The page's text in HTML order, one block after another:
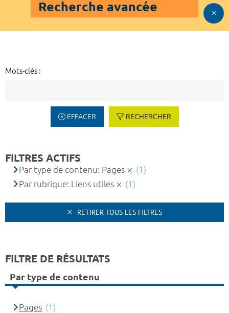
Recherche avancée
Mots-clés :
EFFACER RECHERCHER
FILTRES ACTIFS
Par type de contenu: Pages
(1)
Par rubrique: Liens utiles
(1)
RETIRER TOUS LES FILTRES
FILTRE DE RÉSULTATS
Par type de contenu
Pages (1)